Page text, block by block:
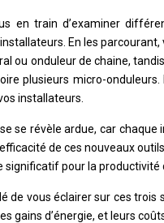
en train d’examiner
En les
ou onduleur de chaine,
plusieurs micro-
installateurs.
se révèle ardue, car
de ces nouveaux
pour la productivité
de vous éclairer sur ces
gains d’énergie, et leurs